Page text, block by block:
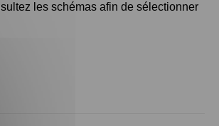
les schémas afin de sélectionner